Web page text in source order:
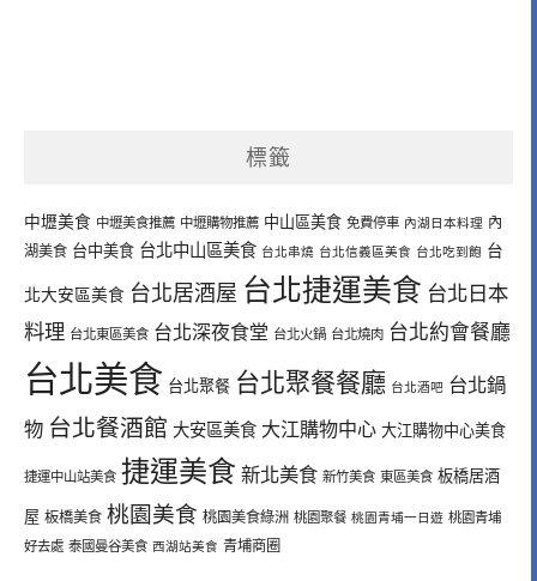
標籤
中壢美食 中壢美食推薦 中壢購物推薦 中山區美食 免費停車 內湖日本料理 內
湖美食 台中美食 台北中山區美食 台北串燒 台北信義區美食 台北吃到飽 台
北大安區美食 台北居酒屋 台北捷運美食 台北日本
料理 台北東區美食 台北深夜食堂 台北火鍋 台北燒肉 台北約會餐廳
台北美食 台北聚餐 台北聚餐餐廳 台北酒吧 台北鍋
物 台北餐酒館 大安區美食 大江購物中心 大江購物中心美食
捷運中山站美食 捷運美食 新北美食 新竹美食 東區美食 板橋居酒
屋 板橋美食 桃園美食 桃園美食綠洲 桃園聚餐 桃園青埔一日遊 桃園青埔
好去處 泰國曼谷美食 西湖站美食 青埔商圈